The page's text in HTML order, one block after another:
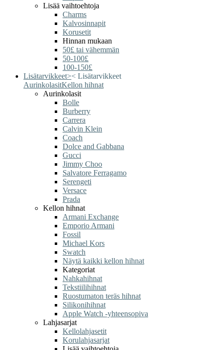
Lisää vaihtoehtoja
Charms
Kalvosinnapit
Korusetit
Hinnan mukaan
50£ tai vähemmän
50-100£
100-150£
Lisätarvikkeet>< Lisätarvikkeet
AurinkolasitKellon hihnat
Aurinkolasit
Bolle
Burberry
Carrera
Calvin Klein
Coach
Dolce and Gabbana
Gucci
Jimmy Choo
Salvatore Ferragamo
Serengeti
Versace
Prada
Kellon hihnat
Armani Exchange
Emporio Armani
Fossil
Michael Kors
Swatch
Näytä kaikki kellon hihnat
Kategoriat
Nahkahihnat
Tekstiilihihnat
Ruostumaton teräs hihnat
Silikonihihnat
Apple Watch -yhteensopiva
Lahjasarjat
Kellolahjasetit
Korulahjasarjat